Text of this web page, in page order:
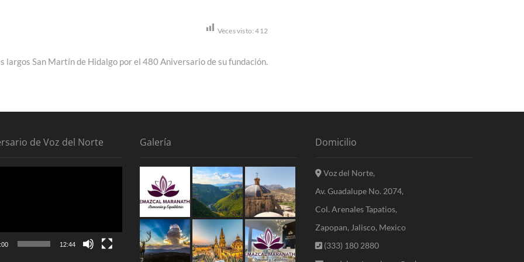
Veces visto: 412
largos San Martín de Hidalgo por el 480 Aniversario de su fundación.
de Voz del Norte
12:44
Galería Domicilio
Voz del Norte,
Av. Guadalupe No. 2074,
Col. Arenales Tapatios,
Zapopan, Jalisco, Mexico
(333) 180 2880